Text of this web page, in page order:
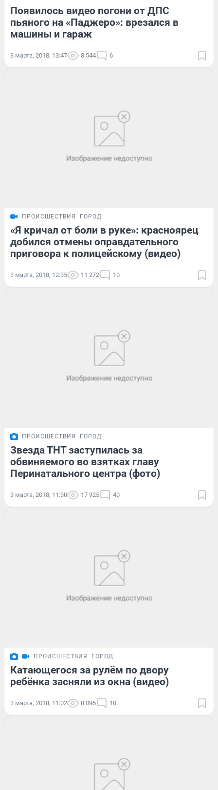
Появилось видео погони от ДПС
пьяного на «Паджеро»: врезался в
машины и гараж
3 марта, 2018, 13:47 8 544 6
ПРОИСШЕСТВИЯ ГОРОД
«Я кричал от боли в руке»: красноярец
добился отмены оправдательного
приговора к полицейскому (видео)
3 марта, 2018, 12:35 11 272 10
ПРОИСШЕСТВИЯ ГОРОД
Звезда ТНТ заступилась за
обвиняемого во взятках главу
Перинатального центра (фото)
3 марта, 2018, 11:30 17 925 40
ПРОИСШЕСТВИЯ ГОРОД
Катающегося за рулём по двору
ребёнка засняли из окна (видео)
3 марта, 2018, 11:02 8 095 10